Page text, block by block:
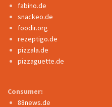
fabino.de
snackeo.de
foodir.org
rezeptigo.de
pizzala.de
pizzaguette.de
Consumer:
88news.de